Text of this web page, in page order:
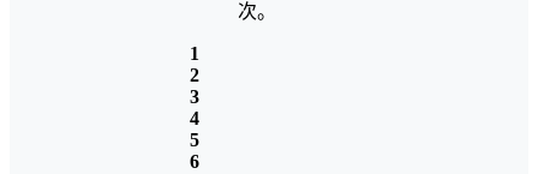
次。
1
2
3
4
5
6